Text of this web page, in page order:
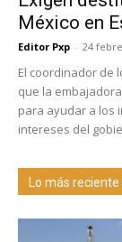
México en
Editor Pxp - 24
El coordinador de
que la
para ayudar a los
intereses del
Lo más reciente